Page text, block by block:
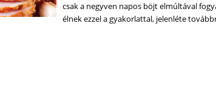
csak a negyven napos böjt elmúltával
élnek ezzel a gyakorlattal, jelenléte